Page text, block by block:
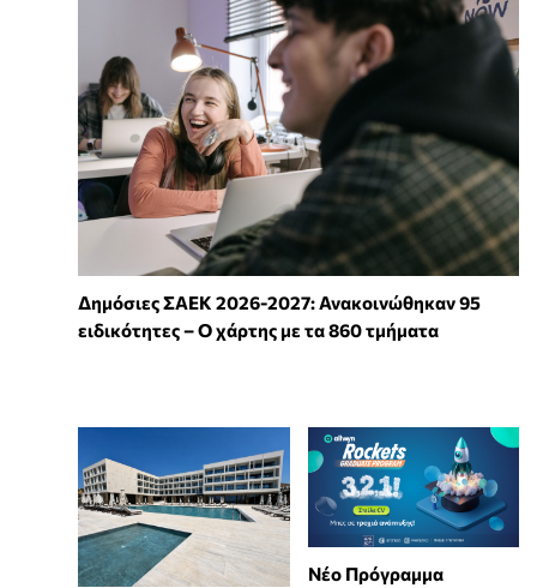
Δημόσιες ΣΑΕΚ 2026-2027: Ανακοινώθηκαν 95
ειδικότητες – Ο χάρτης με τα 860 τμήματα
Νέο Πρόγραμμα